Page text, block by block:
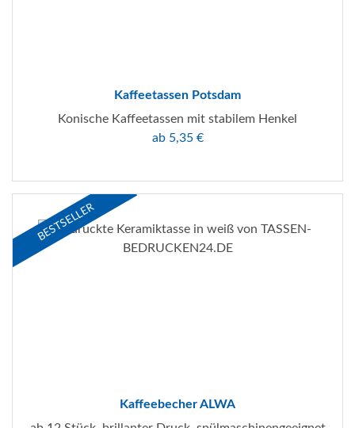
Kaffeetassen Potsdam
Konische Kaffeetassen mit stabilem Henkel
ab 5,35 €
Kaffeebecher ALWA
BESTSELLER